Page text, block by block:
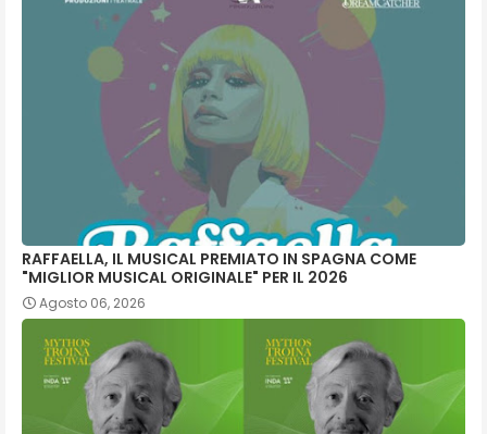
RAFFAELLA, IL MUSICAL PREMIATO IN SPAGNA COME
"MIGLIOR MUSICAL ORIGINALE" PER IL 2026
Agosto 06, 2026